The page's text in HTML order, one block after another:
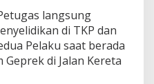
langsung
di TKP dan
Pelaku saat berada
di Jalan Kereta